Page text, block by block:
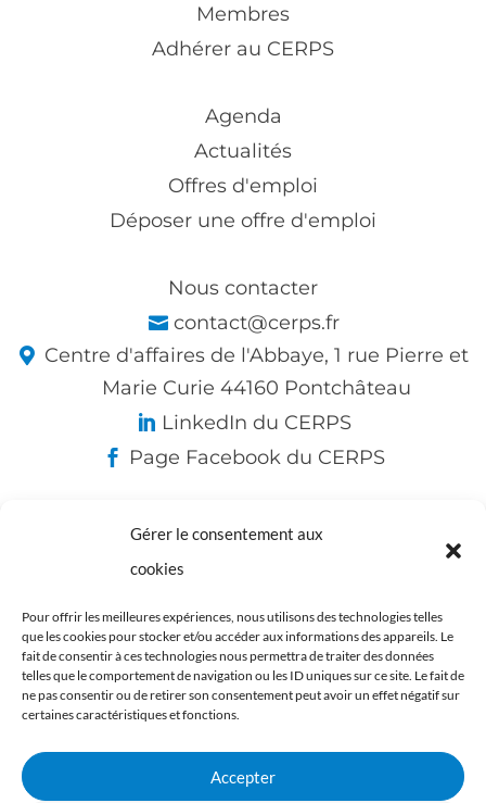
Gérer le consentement aux
cookies
Pour offrir les meilleures expériences, nous utilisons des technologies telles
que les cookies pour stocker et/ou accéder aux informations des appareils. Le
fait de consentir à ces technologies nous permettra de traiter des données
telles que le comportement de navigation ou les ID uniques sur ce site. Le fait de
ne pas consentir ou de retirer son consentement peut avoir un effet négatif sur
certaines caractéristiques et fonctions.
Accepter
Membres
Adhérer au CERPS
Agenda
Actualités
Offres d'emploi
Déposer une offre d'emploi
Nous contacter
contact@cerps.fr
Centre d'affaires de l'Abbaye, 1 rue Pierre et
Marie Curie 44160 Pontchâteau
LinkedIn du CERPS
Page Facebook du CERPS
Nos partenaires :